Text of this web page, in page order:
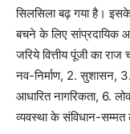
सिलसिला बढ़ गया है।
बचने के लिए सांप्रदायिक
जरिये वित्तीय पूंजी का राज
नव-निर्माण, 2. सुशासन,
आधारित नागरिकता, 6.
व्यवस्था के संविधान-सम्मत